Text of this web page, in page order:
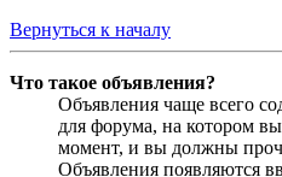
Вернуться к началу
Что такое объявления?
Объявления чаще всего
для форума, на котором
момент, и вы должны
Объявления появляются